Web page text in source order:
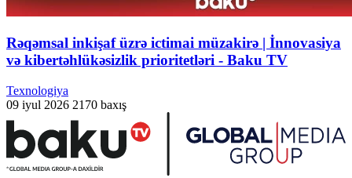
Rəqəmsal inkişaf üzrə ictimai müzakirə | İnnovasiya
və kibertəhlükəsizlik prioritetləri - Baku TV
Texnologiya
09 iyul 2026 2170 baxış